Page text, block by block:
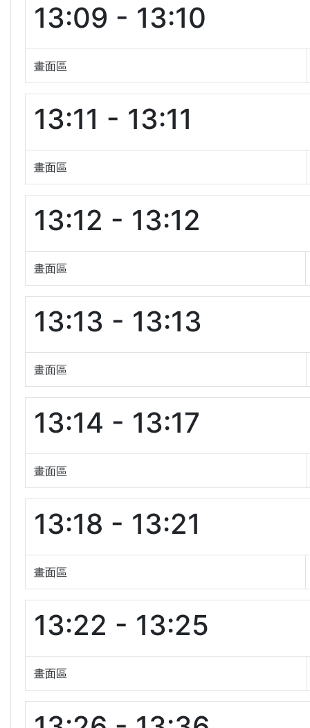
13:09 - 13:10
畫面區
13:11 - 13:11
畫面區
13:12 - 13:12
畫面區
13:13 - 13:13
畫面區
13:14 - 13:17
畫面區
13:18 - 13:21
畫面區
13:22 - 13:25
畫面區